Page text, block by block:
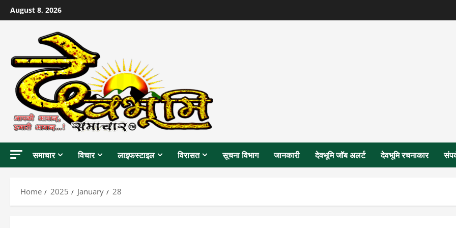
Skip
to
August 8, 2026
समाचार विचार लाइफस्टाइल विरासत सूचना विभाग जानकारी देवभूमि जॉब अलर्ट देवभूमि रचनाकार
Home 2025 January 28